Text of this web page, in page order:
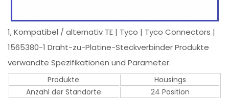
1, Kompatibel / alternativ TE | Tyco | Tyco Connectors |
1565380-1 Draht-zu-Platine-Steckverbinder Produkte
verwandte Spezifikationen und Parameter.
Produkte.
Housings
Anzahl der Standorte.
24 Position